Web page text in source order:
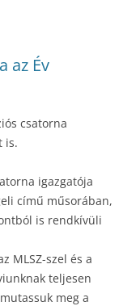
az Év
csatorna
is.
igazgatója
című műsorában,
is rendkívüli
MLSZ-szel és a
teljesen
meg a